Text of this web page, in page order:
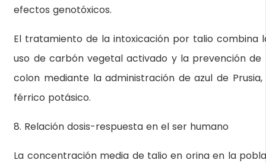
efectos genotóxicos.
El tratamiento de la intoxicación por talio combina
uso de carbón vegetal activado y la prevención
colon mediante la administración de azul de
férrico potásico.
8. Relación dosis-respuesta en el ser humano
La concentración media de talio en orina en la